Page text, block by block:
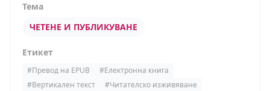
Тема
ЧЕТЕНЕ И ПУБЛИКУВАНЕ
Етикет
#Превод на EPUB #Електронна книга
#Вертикален текст #Читателско изживяване